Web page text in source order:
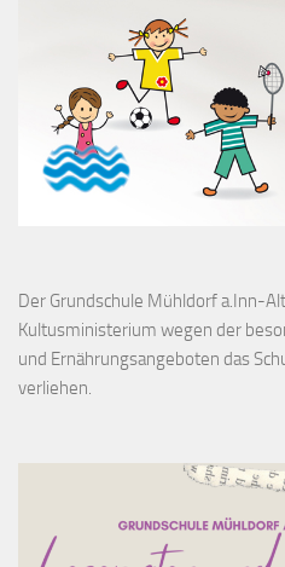
Der Grundschule Mühldorf a.Inn-
Kultusministerium wegen der
und Ernährungsangeboten das
verliehen.